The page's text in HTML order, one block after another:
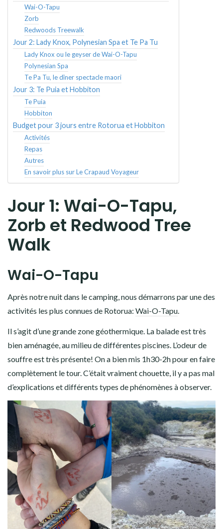
Wai-O-Tapu
Zorb
Redwoods Treewalk
Jour 2: Lady Knox, Polynesian Spa et Te Pa Tu
Lady Knox ou le geyser de Wai-O-Tapu
Polynesian Spa
Te Pa Tu, le dîner spectacle maori
Jour 3: Te Puia et Hobbiton
Te Puia
Hobbiton
Budget pour 3 jours entre Rotorua et Hobbiton
Activités
Repas
Autres
En savoir plus sur Le Crapaud Voyageur
Jour 1: Wai-O-Tapu,
Zorb et Redwood Tree
Walk
Wai-O-Tapu
Après notre nuit dans le camping, nous démarrons par une des
activités les plus connues de Rotorua: Wai-O-Tapu.
Il s’agit d’une grande zone géothermique. La balade est très
bien aménagée, au milieu de différentes piscines. L’odeur de
souffre est très présente! On a bien mis 1h30-2h pour en faire
complètement le tour. C’était vraiment chouette, il y a pas mal
d’explications et différents types de phénomènes à observer.